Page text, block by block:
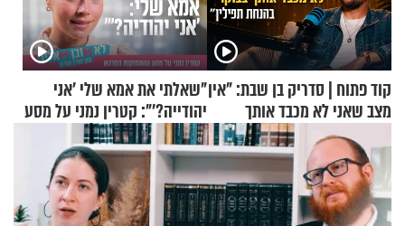
קוד פתוח | סדריק בן שבת: "אין
מצב שאני לא מכבד אותך
בבוקר בהנחת תפילין"
"שאלתי את אמא שלי 'אני
יהודייה?'": קטרין נמני על מסע
ההתחזקות המרגש